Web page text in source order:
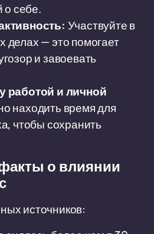
о себе.
Участвуйте в
делах — это помогает
и завоевать
работой и личной
находить время для
чтобы сохранить
о влиянии
источников: